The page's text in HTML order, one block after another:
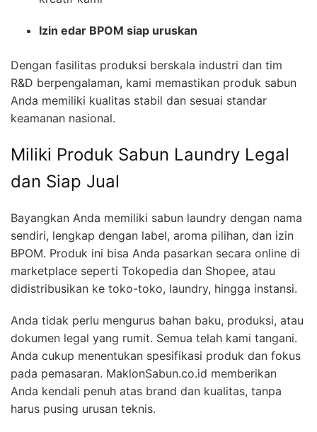
Izin edar BPOM siap uruskan
Dengan fasilitas produksi berskala industri dan tim
R&D berpengalaman, kami memastikan produk sabun
Anda memiliki kualitas stabil dan sesuai standar
keamanan nasional.
Miliki Produk Sabun Laundry Legal
dan Siap Jual
Bayangkan Anda memiliki sabun laundry dengan nama
sendiri, lengkap dengan label, aroma pilihan, dan izin
BPOM. Produk ini bisa Anda pasarkan secara online di
marketplace seperti Tokopedia dan Shopee, atau
didistribusikan ke toko-toko, laundry, hingga instansi.
Anda tidak perlu mengurus bahan baku, produksi, atau
dokumen legal yang rumit. Semua telah kami tangani.
Anda cukup menentukan spesifikasi produk dan fokus
pada pemasaran. MaklonSabun.co.id memberikan
Anda kendali penuh atas brand dan kualitas, tanpa
harus pusing urusan teknis.